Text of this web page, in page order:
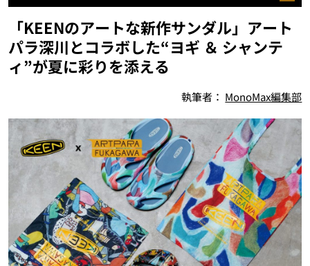
「KEENのアートな新作サンダル」アート
パラ深川とコラボした“ヨギ ＆ シャンテ
ィ”が夏に彩りを添える
執筆者： MonoMax編集部